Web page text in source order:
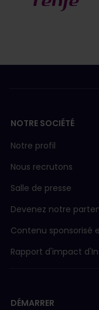
NOTRE SOCIÉTÉ
Notre profil
Nous recrutons
Salle de presse
Devenez notre
Contenu sponsorisé
Rapport d'impact
DÉMARRER